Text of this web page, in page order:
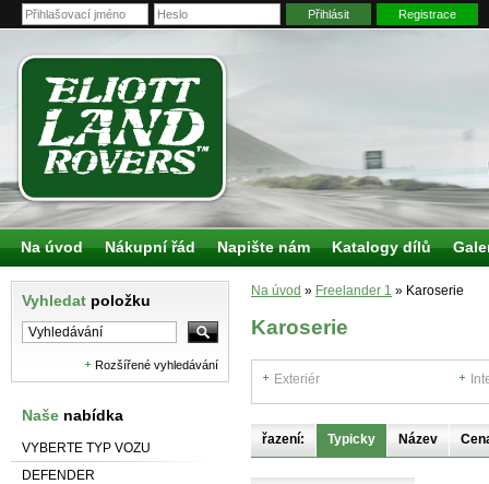
Přihlásit Registrace
Vyhledat položku
Rozšířené vyhledávání
Naše nabídka
VYBERTE TYP VOZU
DEFENDER
Na úvod » Freelander 1 » Karoserie
Karoserie
Exteriér
řazení: Typicky Název
Na úvod Nákupní řád Napište nám Katalogy dílů